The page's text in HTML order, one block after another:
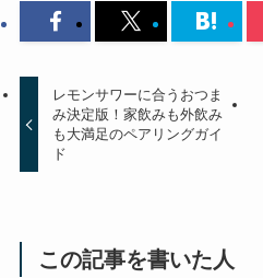
レモンサワーに合うおつま
み決定版！家飲みも外飲み
も大満足のペアリングガイ
ド
この記事を書いた人